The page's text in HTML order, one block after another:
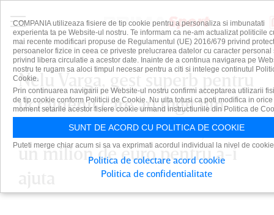
Nelu Varga, gest superb pentru
ucrainenii care au fugit din
calea războiului! Investiţie de
un milion de euro pentru a-i
COMPANIA utilizeaza fisiere de tip cookie pentru a personaliza si imbunatati
experienta ta pe Website-ul nostru. Te informam ca ne-am actualizat politicile
mai recente modificari propuse de Regulamentul (UE) 2016/679 privind
persoanelor fizice in ceea ce priveste prelucrarea datelor cu caracter personal
privind libera circulatie a acestor date. Inainte de a continua navigarea pe
nostru te rugam sa aloci timpul necesar pentru a citi si intelege continutul
Cookie.
Prin continuarea navigarii pe Website-ul nostru confirmi acceptarea utilizarii
de tip cookie conform Politicii de Cookie. Nu uita totusi ca poti modifica in orice
moment setarile acestor fisiere cookie urmand instructiunile din Politica de
SUNT DE ACORD CU POLITICA DE COOKIE
Puteti merge chiar acum si sa va exprimati acordul individual la nivel de
Politica de colectare acord cookie
Politica de confidentialitate